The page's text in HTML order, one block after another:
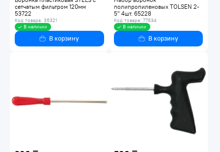
сетчатым фильтром 120мм
53722
Код товара: 36321
В наличии
В корзину
полипропиленовых TOLSEN 2-
5" 4шт. 65228
Код товара: 77834
В наличии
В корзину